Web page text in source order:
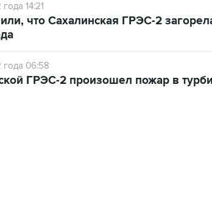
14:21
что Сахалинская ГРЭС-2
года 06:58
ГРЭС-2 произошел пожар в